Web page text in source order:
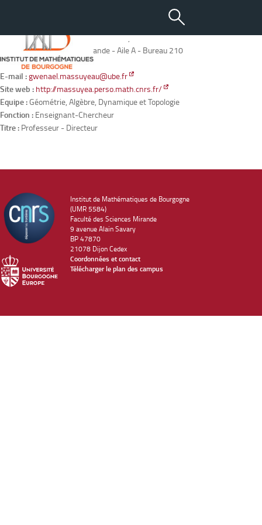
Adresse :IMB - 9 avenue Alain Savary - BP47870 - 21078 DIJON
Localisation :Bâtiment Mirande - Aile A - Bureau 210
Tél. :03 80 39 58 73
E-mail :gwenael.massuyeau@ube.fr
Site web : http://massuyea.perso.math.cnrs.fr/
Equipe :Géométrie, Algèbre, Dynamique et Topologie
Fonction : Enseignant-Chercheur
Titre : Professeur - Directeur
Institut de Mathématiques de Bourgogne
(UMR 5584)
Faculté des Sciences Mirande
9 avenue Alain Savary
BP 47870
21078 Dijon Cedex
Coordonnées et contact
Télécharger le plan des campus